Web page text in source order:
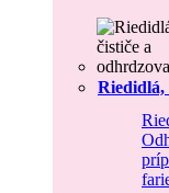
Riedidlá,